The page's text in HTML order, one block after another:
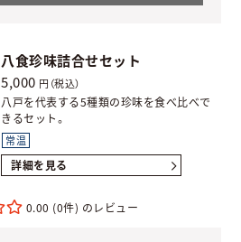
八食珍味詰合せセット
5,000 円（税込）
八戸を代表する5種類の珍味を食べ比べで
きるセット。
常温
詳細を見る
0.00 (0件)